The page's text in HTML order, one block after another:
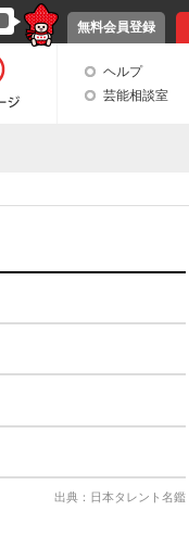
無料会員登録
ヘルプ
芸能相談室
出典：日本タレント名鑑